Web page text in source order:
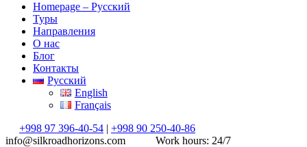
Homepage – Русский
Туры
Направления
О нас
Блог
Контакты
Русский
English
Français
+998 97 396-40-54 | +998 90 250-40-86
info@silkroadhorizons.com
Work hours: 24/7